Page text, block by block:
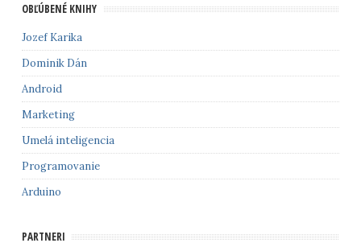
OBĽÚBENÉ KNIHY
Jozef Karika
Dominik Dán
Android
Marketing
Umelá inteligencia
Programovanie
Arduino
PARTNERI